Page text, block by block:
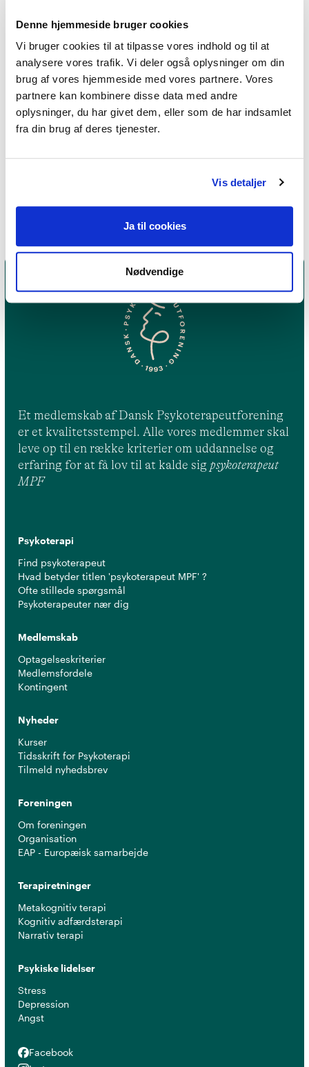
Denne hjemmeside bruger cookies
Vi bruger cookies til at tilpasse vores indhold og til at
analysere vores trafik. Vi deler også oplysninger om din
brug af vores hjemmeside med vores partnere. Vores
partnere kan kombinere disse data med andre
oplysninger, du har givet dem, eller som de har indsamlet
fra din brug af deres tjenester.
Vis detaljer
Ja til cookies
Nødvendige
Få hjælp til misbrug
Et medlemskab af Dansk Psykoterapeutforening
er et kvalitetsstempel. Alle vores medlemmer skal
leve op til en række kriterier om uddannelse og
erfaring for at få lov til at kalde sig psykoterapeut
MPF
Psykoterapi
Find psykoterapeut
Hvad betyder titlen 'psykoterapeut MPF' ?
Ofte stillede spørgsmål
Psykoterapeuter nær dig
Medlemskab
Optagelseskriterier
Medlemsfordele
Kontingent
Nyheder
Kurser
Tidsskrift for Psykoterapi
Tilmeld nyhedsbrev
Foreningen
Om foreningen
Organisation
EAP - Europæisk samarbejde
Terapiretninger
Metakognitiv terapi
Kognitiv adfærdsterapi
Narrativ terapi
Psykiske lidelser
Stress
Depression
Angst
Facebook
Facebook